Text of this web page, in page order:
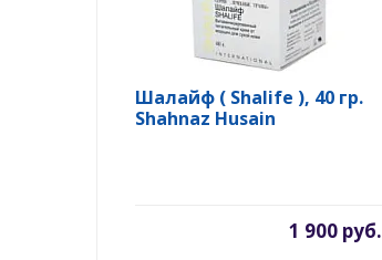
Шалайф ( Shalife ), 40 гр.
Shahnaz Husain
1 900 руб.